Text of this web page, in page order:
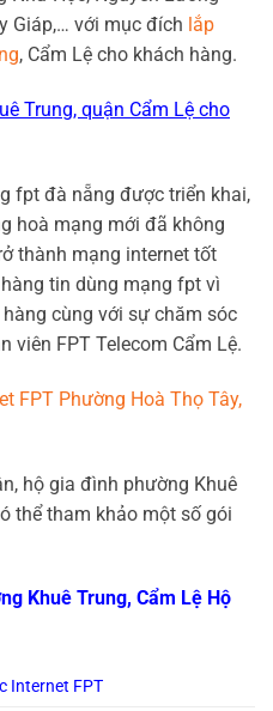
Giáp,… với mục đích lắp
, Cẩm Lệ cho khách hàng.
Trung, quận Cẩm Lệ cho
fpt đà nẵng được triển khai,
hoà mạng mới đã không
thành mạng internet tốt
tin dùng mạng fpt vì
cùng với sự chăm sóc
viên FPT Telecom Cẩm Lệ.
FPT Phường Hoà Thọ Tây,
hộ gia đình phường Khuê
thể tham khảo một số gói
Khuê Trung, Cẩm Lệ Hộ
Internet FPT